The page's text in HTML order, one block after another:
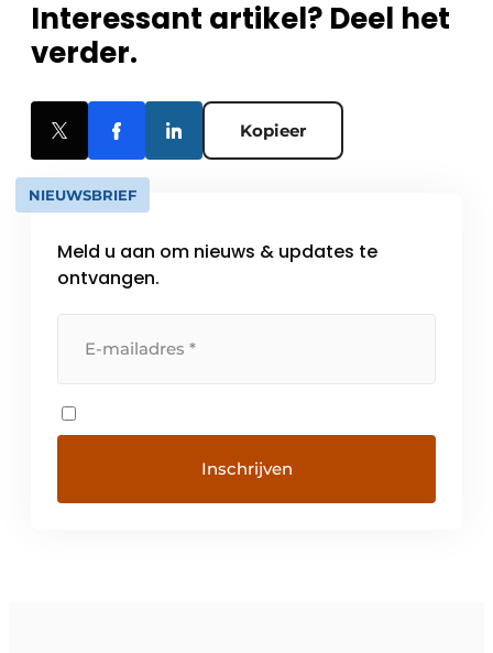
Interessant artikel? Deel het
verder.
Kopieer
NIEUWSBRIEF
Meld u aan om nieuws & updates te
ontvangen.